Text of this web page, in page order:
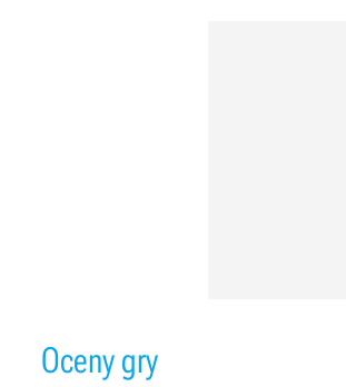
Oceny gry